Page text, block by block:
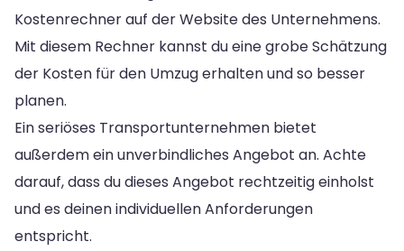
Kostenrechner auf der Website des Unternehmens.
Mit diesem Rechner kannst du eine grobe Schätzung
der Kosten für den Umzug erhalten und so besser
planen.
Ein seriöses Transportunternehmen bietet
außerdem ein unverbindliches Angebot an. Achte
darauf, dass du dieses Angebot rechtzeitig einholst
und es deinen individuellen Anforderungen
entspricht.